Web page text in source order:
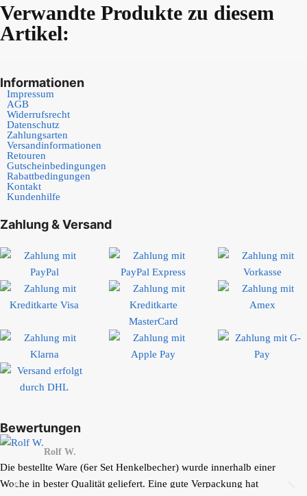
Verwandte Produkte zu diesem
Artikel:
Informationen
Impressum
AGB
Widerrufsrecht
Datenschutz
Zahlungsarten
Versandinformationen
Retouren
Gutscheinbedingungen
Rabattbedingungen
Kontakt
Kundenhilfe
Zahlung & Versand
Bewertungen
Rolf W.
Die bestellte Ware (6er Set Henkelbecher) wurde innerhalb einer
Woche in bester Qualität geliefert. Eine gute Verpackung hat